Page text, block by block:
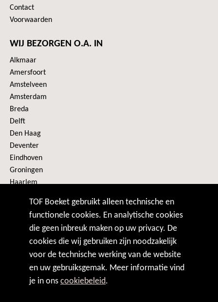
Contact
Voorwaarden
WIJ BEZORGEN O.A. IN
Alkmaar
Amersfoort
Amstelveen
Amsterdam
Breda
Delft
Den Haag
Deventer
Eindhoven
Groningen
Haarlem
Alle plaatsen
VOLG ONS
TOF Boeket gebruikt alleen technische en
functionele cookies. En analytische cookies
die geen inbreuk maken op uw privacy. De
cookies die wij gebruiken zijn noodzakelijk
voor de technische werking van de website
en uw gebruiksgemak. Meer informatie vind
je in ons cookiebeleid.